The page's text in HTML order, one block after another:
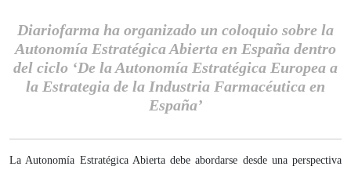
Diariofarma ha organizado un coloquio sobre la
Autonomía Estratégica Abierta en España dentro
del ciclo ‘De la Autonomía Estratégica Europea a
la Estrategia de la Industria Farmacéutica en
España’
La Autonomía Estratégica Abierta debe abordarse desde una perspectiva